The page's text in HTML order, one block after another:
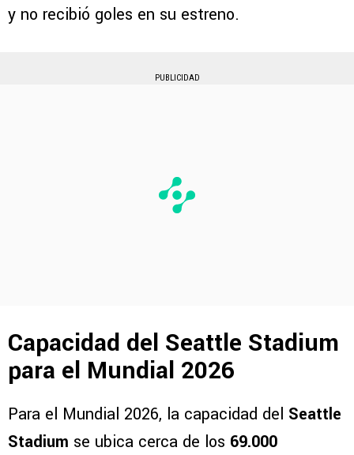
y no recibió goles en su estreno.
PUBLICIDAD
Capacidad del Seattle Stadium
para el Mundial 2026
Para el Mundial 2026, la capacidad del Seattle
Stadium se ubica cerca de los 69.000